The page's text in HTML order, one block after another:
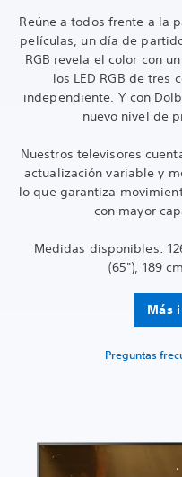
Reúne a todos frente a la
películas, un día de
RGB revela el color con
los LED RGB de tres
independiente. Y con
nuevo nivel de
Nuestros televisores
actualización variable y
lo que garantiza
con mayor
Medidas disponibles:
(65"), 189
Más
Preguntas